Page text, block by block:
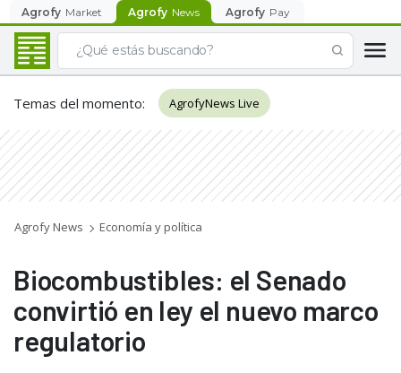
Agrofy Market Agrofy News Agrofy Pay
Temas del momento: AgrofyNews Live
Agrofy News Economía y política
Biocombustibles: el Senado
convirtió en ley el nuevo marco
regulatorio